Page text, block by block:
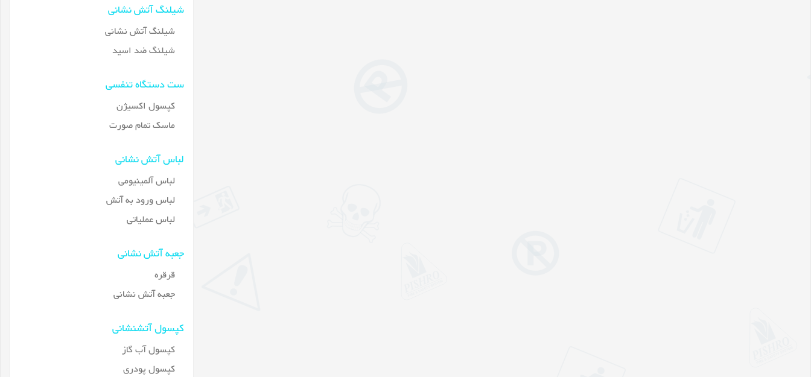
شیلنگ آتش نشانی
شیلنگ آتش نشانی
شیلنگ ضد اسید
ست دستگاه تنفسی
کپسول اکسیژن
ماسک تمام صورت
لباس آتش نشانی
لباس آلمینیومی
لباس ورود به آتش
لباس عملیاتی
جعبه آتش نشانی
قرقره
جعبه آتش نشانی
کپسول آتشنشانی
کپسول آب گاز
کپسول پودری